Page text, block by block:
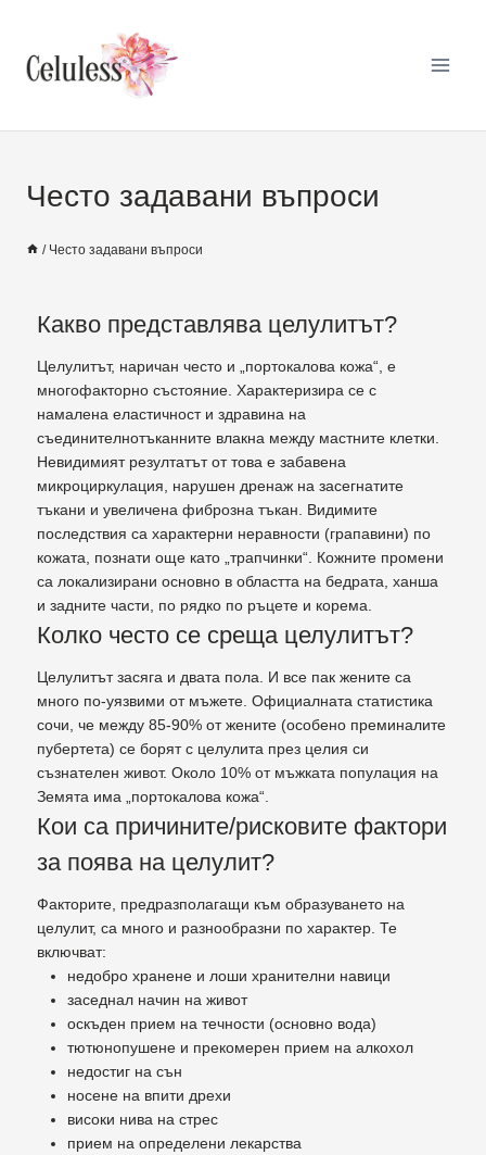
Често задавани въпроси
/ Често задавани въпроси
Какво представлява целулитът?
Целулитът, наричан често и „портокалова кожа“, е
многофакторно състояние. Характеризира се с
намалена еластичност и здравина на
съединителнотъканните влакна между мастните клетки.
Невидимият резултатът от това е забавена
микроциркулация, нарушен дренаж на засегнатите
тъкани и увеличена фиброзна тъкан. Видимите
последствия са характерни неравности (грапавини) по
кожата, познати още като „трапчинки“. Кожните промени
са локализирани основно в областта на бедрата, ханша
и задните части, по рядко по ръцете и корема.
Колко често се среща целулитът?
Целулитът засяга и двата пола. И все пак жените са
много по-уязвими от мъжете. Официалната статистика
сочи, че между 85-90% от жените (особено преминалите
пубертета) се борят с целулита през целия си
съзнателен живот. Около 10% от мъжката популация на
Земята има „портокалова кожа“.
Кои са причините/рисковите фактори
за поява на целулит?
Факторите, предразполагащи към образуването на
целулит, са много и разнообразни по характер. Те
включват:
недобро хранене и лоши хранителни навици
заседнал начин на живот
оскъден прием на течности (основно вода)
тютюнопушене и прекомерен прием на алкохол
недостиг на сън
носене на впити дрехи
високи нива на стрес
прием на определени лекарства